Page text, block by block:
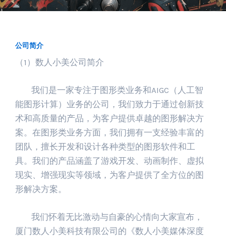
公司简介
（1）数人小美公司简介
我们是一家专注于图形类业务和AIGC（人工智
能图形计算）业务的公司，我们致力于通过创新技
术和高质量的产品，为客户提供卓越的图形解决方
案。在图形类业务方面，我们拥有一支经验丰富的
团队，擅长开发和设计各种类型的图形软件和工
具。我们的产品涵盖了游戏开发、动画制作、虚拟
现实、增强现实等领域，为客户提供了全方位的图
形解决方案。
我们怀着无比激动与自豪的心情向大家宣布，
厦门数人小美科技有限公司的《数人小美媒体深度